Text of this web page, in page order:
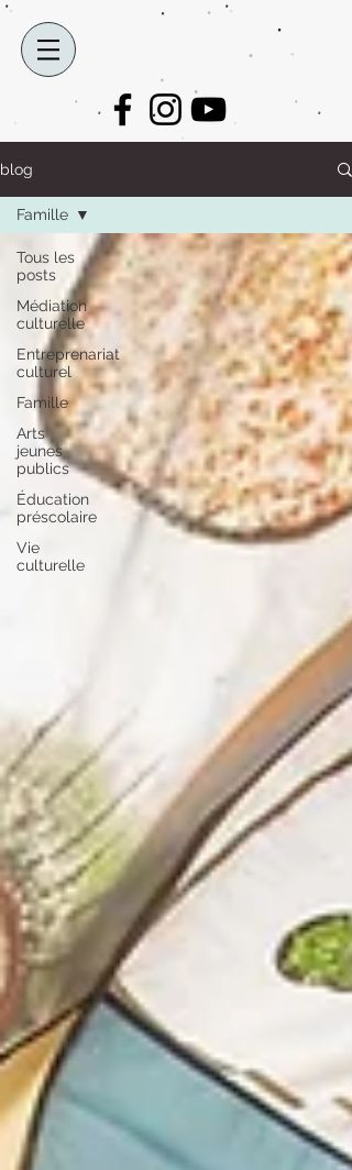
blog
Tous les
posts
Médiation
culturelle
Entreprenariat
culturel
Famille
Arts
jeunes
publics
Éducation
préscolaire
Vie
culturelle
Famille